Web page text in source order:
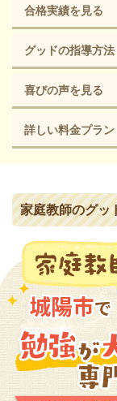
合格実績を見る
グッドの指導方法
喜びの声を見る
詳しい料金プラン
家庭教師のグッ
城陽市で